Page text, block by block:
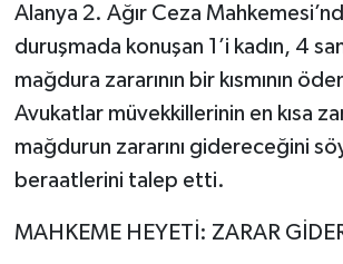
Alanya 2. Ağır Ceza
duruşmada konuşan 1’i kadın, 4
mağdura zararının bir kısmının
Avukatlar müvekkillerinin en kısa
mağdurun zararını gidereceğini
beraatlerini talep etti.
MAHKEME HEYETİ: ZARAR